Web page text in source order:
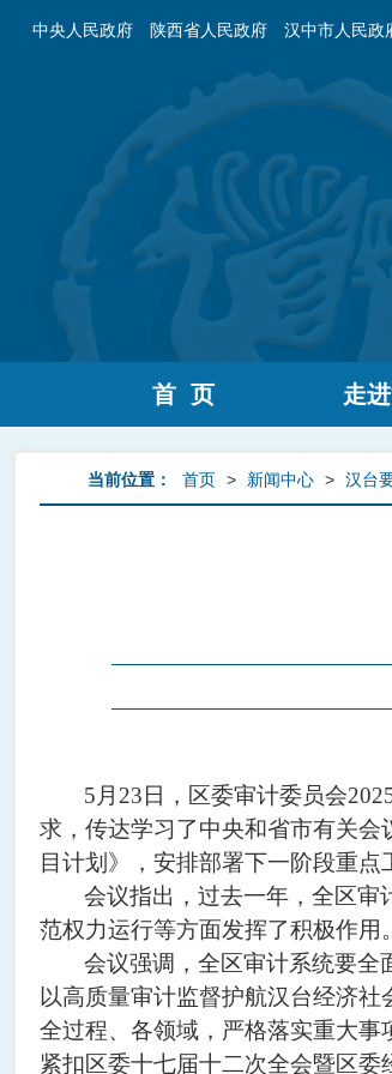
中央人民政府 陕西省人民政府 汉中市人民政
首 页 走
当前位置： 首页 > 新闻中心 > 汉台
5月23日，区委审计委员会
求，传达学习了中央和省市有关
目计划》，安排部署下一阶段重点
会议指出，过去一年，全区审
范权力运行等方面发挥了积极作用。
会议强调，全区审计系统要全
以高质量审计监督护航汉台经济
全过程、各领域，严格落实重大事
紧扣区委十七届十二次全会暨区委